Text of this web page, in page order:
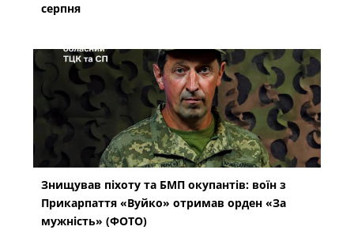
серпня
Знищував піхоту та БМП окупантів: воїн з
Прикарпаття «Вуйко» отримав орден «За
мужність» (ФОТО)